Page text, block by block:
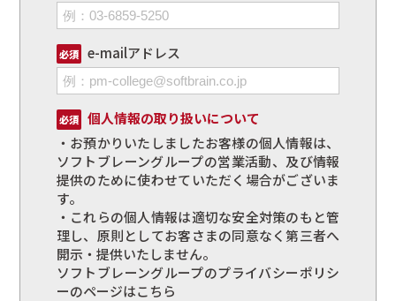
必須 e-mailアドレス
必須
個人情報の取り扱いについて
・お預かりいたしましたお客様の個人情報は、
ソフトブレーングループの営業活動、及び情報
提供のために使わせていただく場合がございま
す。
・これらの個人情報は適切な安全対策のもと管
理し、原則としてお客さまの同意なく第三者へ
開示・提供いたしません。
ソフトブレーングループのプライバシーポリシ
ーのページはこちら